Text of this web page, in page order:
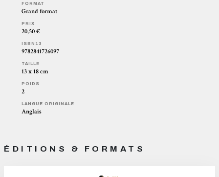
FORMAT
Grand format
PRIX
20,50 €
ISBN13
9782841726097
TAILLE
13 x 18 cm
POIDS
2
LANGUE ORIGINALE
Anglais
ÉDITIONS & FORMATS